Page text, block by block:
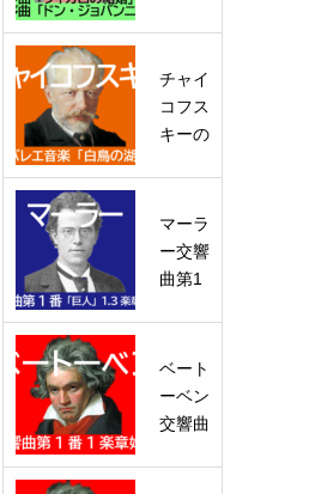
ト…
ガロの
結婚」
「ド
チャイ
コフス
キーの
「白鳥
の湖」
「眠
マーラ
ー交響
曲第1
『巨
人』と
つけた
ベート
ーベン
交響曲